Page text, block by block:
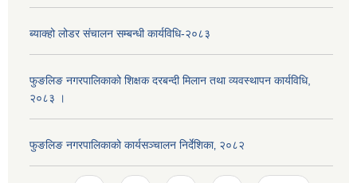
ब्याक्हो लोडर संचालन सम्बन्धी कार्यविधि-२०८३
फुङलिङ नगरपालिकाको शिक्षक दरबन्दी मिलान तथा व्यवस्थापन कार्यविधि,
२०८३ ।
फुङलिङ नगरपालिकाको कार्यसञ्चालन निर्देशिका‚ २०८२